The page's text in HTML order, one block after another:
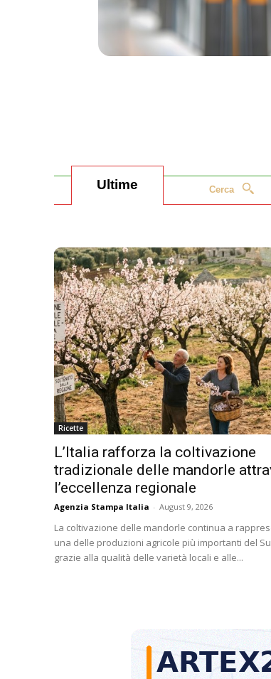
Ultime Cerca
Ricette
L’Italia rafforza la coltivazione
tradizionale delle mandorle
l’eccellenza regionale
Agenzia Stampa Italia - August 9, 2026
La coltivazione delle mandorle continua a
una delle produzioni agricole più importanti del
grazie alla qualità delle varietà locali e alle...